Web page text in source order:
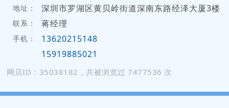
地址： 深圳市罗湖区黄贝岭街道深南东路经泽大厦3楼
联系： 蒋经理
手机：
13620215148
15919885021
网店ID：35038182，共被浏览过 7477536 次